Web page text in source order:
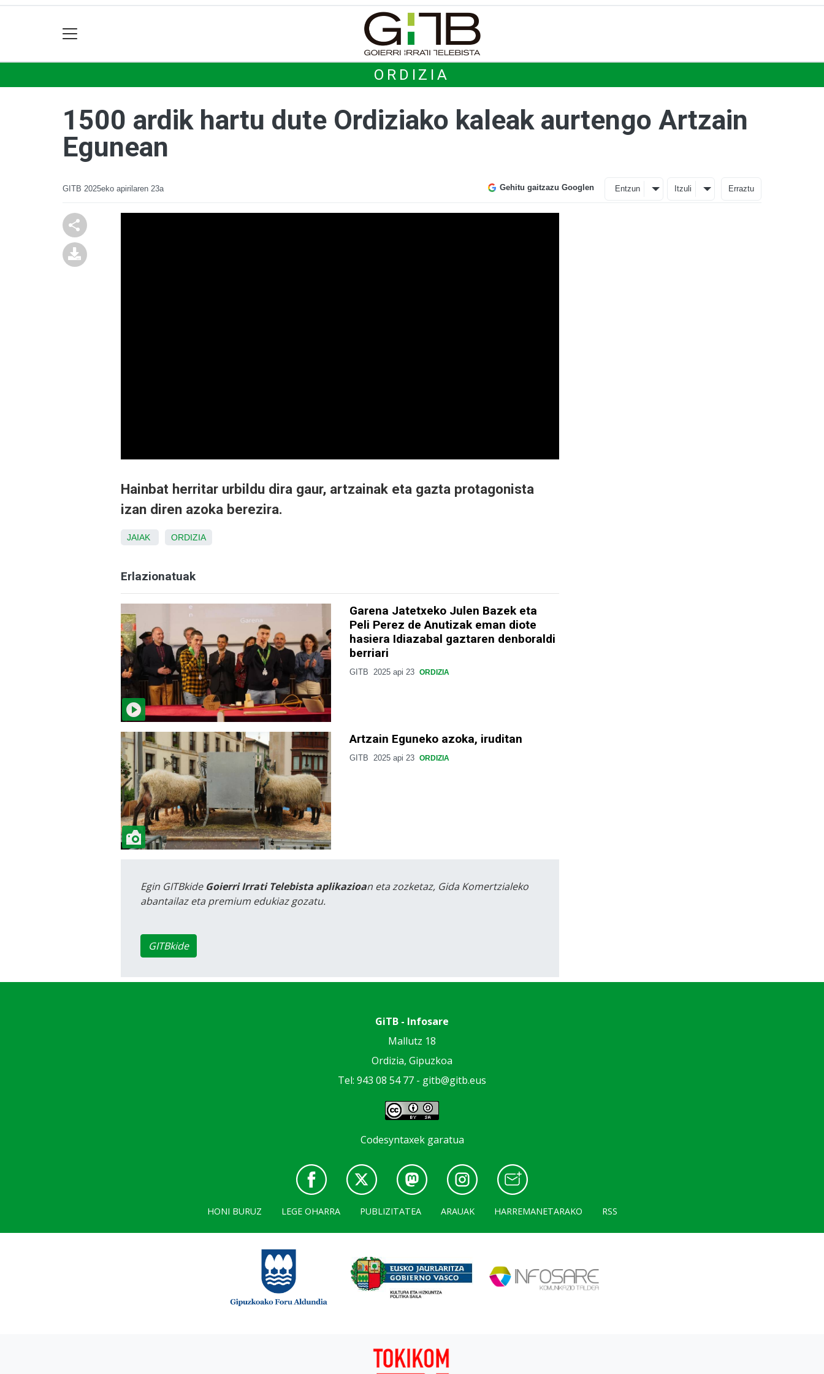
ORDIZIA
1500 ardik hartu dute Ordiziako kaleak aurtengo Artzain
Egunean
GITB 2025eko apirilaren 23a Gehitu gaitzazu Googlen Entzun Itzuli Erraztu
Hainbat herritar urbildu dira gaur, artzainak eta gazta protagonista
izan diren azoka berezira.
JAIAK ORDIZIA
Erlazionatuak
Garena Jatetxeko Julen Bazek eta
Peli Perez de Anutizak eman diote
hasiera Idiazabal gaztaren denboraldi
berriari
GITB 2025 api 23 ORDIZIA
Artzain Eguneko azoka, iruditan
GITB 2025 api 23 ORDIZIA
Egin GITBkide Goierri Irrati Telebista aplikazioan eta zozketaz, Gida Komertzialeko
abantailaz eta premium edukiaz gozatu.
GITBkide
GiTB - Infosare
Mallutz 18
Ordizia, Gipuzkoa
Tel: 943 08 54 77 - gitb@gitb.eus
Codesyntaxek garatua
HONI BURUZ LEGE OHARRA PUBLIZITATEA ARAUAK HARREMANETARAKO RSS